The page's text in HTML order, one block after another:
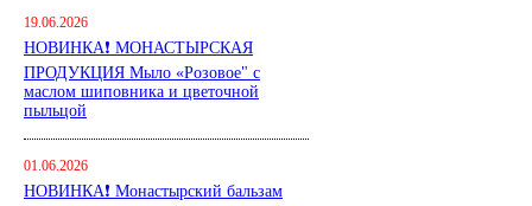
19.06.2026
НОВИНКА❗ МОНАСТЫРСКАЯ
ПРОДУКЦИЯ Мыло «Розовое" с
маслом шиповника и цветочной
пыльцой
01.06.2026
НОВИНКА❗ Монастырский бальзам